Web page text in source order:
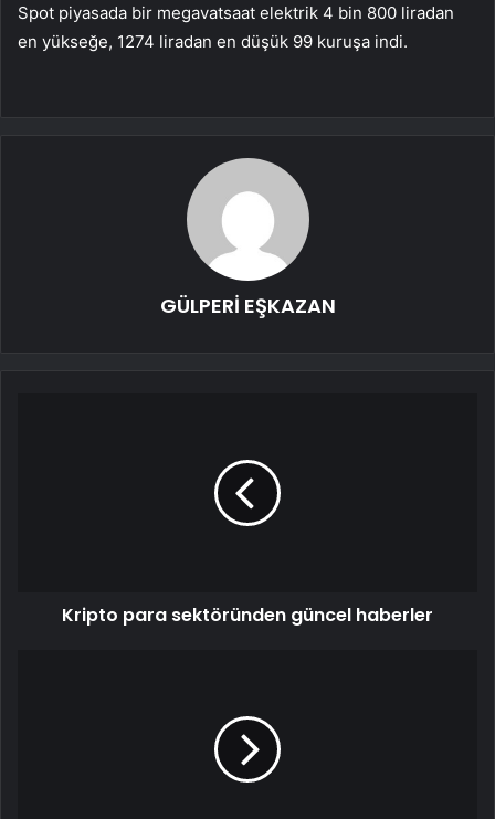
Spot piyasada bir megavatsaat elektrik 4 bin 800 liradan
en yükseğe, 1274 liradan en düşük 99 kuruşa indi.
GÜLPERİ EŞKAZAN
Kripto para sektöründen güncel haberler